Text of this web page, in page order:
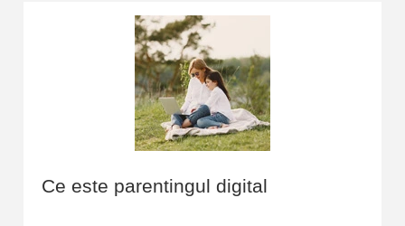
Ce este parentingul digital